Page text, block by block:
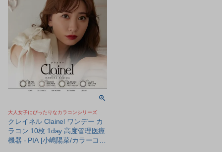
大人女子にぴったりなカラコンシリーズ
クレイネル Clainel ワンデー カ
ラコン 10枚 1day 高度管理医療
機器 - PIA [小嶋陽菜/カラーコン